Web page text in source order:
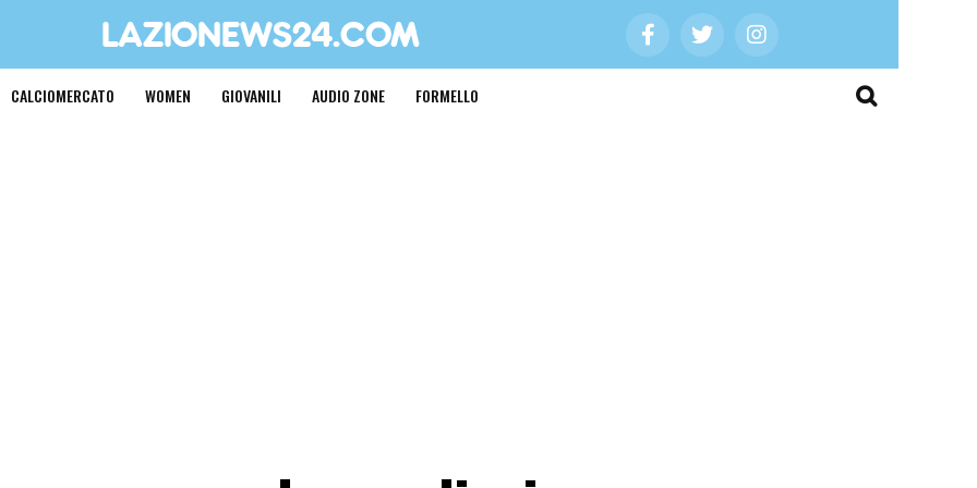
CALCIOMERCATO WOMEN GIOVANILI AUDIO ZONE FORMELLO